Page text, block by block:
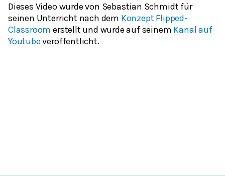
Dieses Video wurde von Sebastian Schmidt für
seinen Unterricht nach dem Konzept Flipped-
Classroom erstellt und wurde auf seinem Kanal auf
Youtubeveröffentlicht.